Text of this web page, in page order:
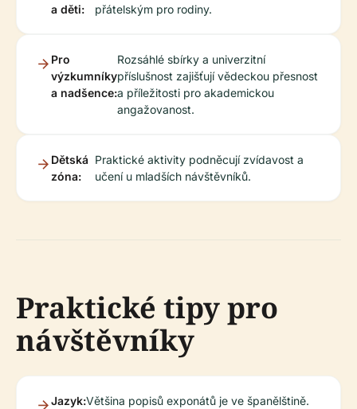
a děti:
přátelským pro rodiny.
Pro
výzkumníky
a nadšence:
Rozsáhlé sbírky a univerzitní
příslušnost zajišťují vědeckou přesnost
a příležitosti pro akademickou
angažovanost.
Dětská
zóna:
Praktické aktivity podněcují zvídavost a
učení u mladších návštěvníků.
Praktické tipy pro
návštěvníky
Jazyk:Většina popisů exponátů je ve španělštině.